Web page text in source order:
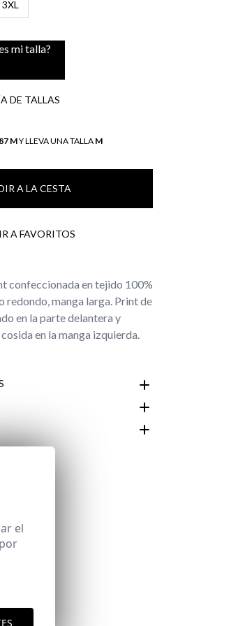
3XL
mi talla?
DE TALLAS
MY LLEVA UNA TALLA M
A LA CESTA
A FAVORITOS
confeccionada en tejido 100%
redondo, manga larga. Print de
en la parte delantera y
en la manga izquierda.
el